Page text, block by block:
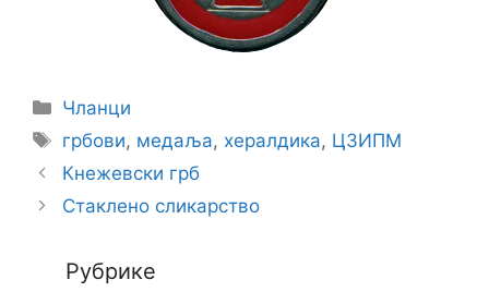
Categories
Чланци
Tags
грбови, медаља, хералдика, ЦЗИПМ
Кнежевски грб
Стаклено сликарство
Рубрике